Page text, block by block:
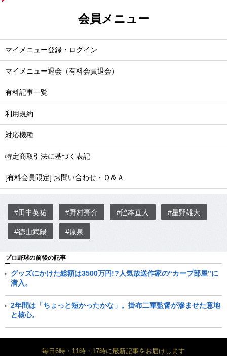
会員メニュー
マイメニュー登録・ログイン
マイメニュー退会（有料会員退会）
有料記事一覧
利用規約
対応機種
特定商取引法に基づく表記
[有料会員限定] お問い合わせ・Ｑ＆Ａ
#田中英祐 #野村亮介 #脇本直人 #星野雄大
#徳山武陽 #原泉
プロ野球の前後の記事
グッズにかけた総額は3500万円!?人気放送作家の“カープ部屋”に
潜入。
2年間は「ちょっと短かったかな」。掛布二軍監督が滲ませた意地
と核心。
毎日6時・11時・17時に最新記事をお届けします